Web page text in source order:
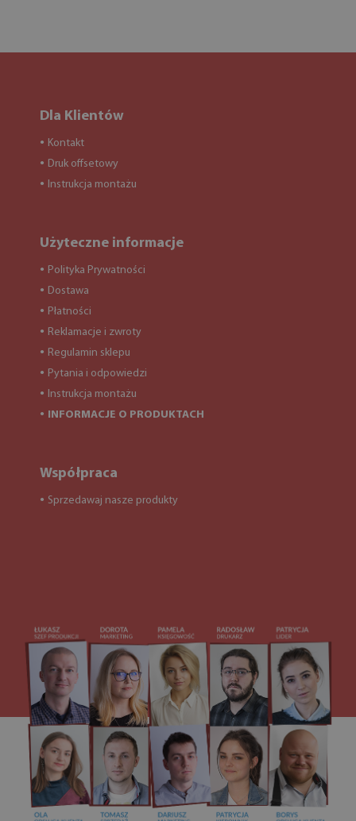
Dla Klientów
● Kontakt
● Druk offsetowy
● Instrukcja montażu
Użyteczne informacje
● Polityka Prywatności
● Dostawa
● Płatności
● Reklamacje i zwroty
● Regulamin sklepu
● Pytania i odpowiedzi
● Instrukcja montażu
● INFORMACJE O PRODUKTACH
Współpraca
● Sprzedawaj nasze produkty